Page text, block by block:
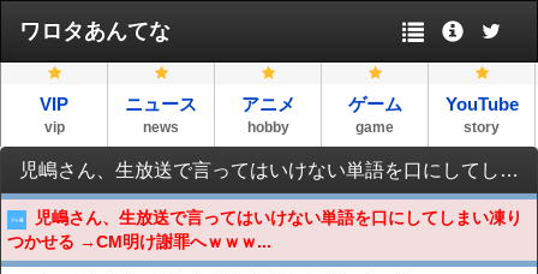
ワロタあんてな
VIP
vip
ニュース
news
アニメ
hobby
ゲーム
game
YouTube
story
児嶋さん、生放送で言ってはいけない単語を口にしてしまい凍りつかせる →CM明け謝罪へｗｗｗｗｗｗ
児嶋さん、生放送で言ってはいけない単語を口にしてしまい凍り
つかせる →CM明け謝罪へｗｗｗ...